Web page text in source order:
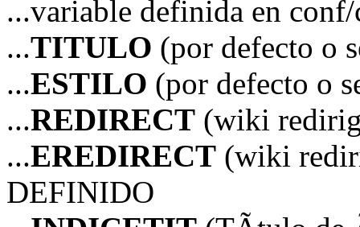
...variable definida en
...TITULO (por defecto o
...ESTILO (por defecto o
...REDIRECT (wiki
...EREDIRECT (wiki
DEFINIDO